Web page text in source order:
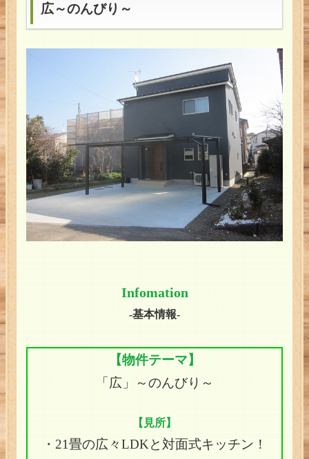
広～のんびり～
Infomation
-基本情報-
【物件テーマ】
「広」～のんびり～
【見所】
・21畳の広々LDKと対面式キッチン！